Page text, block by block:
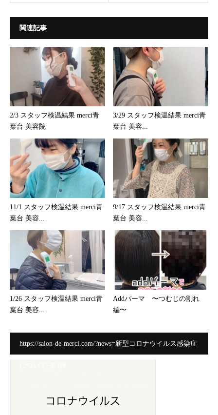
関連記事
2/3 スタッフ検温結果 merci青
葉台 美容院
3/29 スタッフ検温結果 merci青
葉台 美容...
11/1 スタッフ検温結果 merci青
葉台 美容...
9/17 スタッフ検温結果 merci青
葉台 美容...
1/26 スタッフ検温結果 merci青
葉台 美容...
Addパーマ 〜つむじの割れ
編〜
https://salon-de-merci.com/?news=新型コロナウイルス感染症